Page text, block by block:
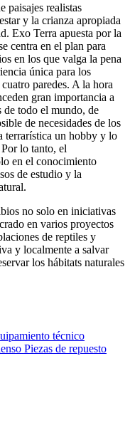
paisajes realistas
y la crianza apropiada
Exo Terra apuesta por la
centra en el plan para
en los que valga la pena
única para los
paredes. A la hora
gran importancia a
de todo el mundo, de
de necesidades de los
terrarística un hobby y lo
lo tanto, el
en el conocimiento
de estudio y la
no solo en iniciativas
en varios proyectos
de reptiles y
y localmente a salvar
los hábitats naturales
técnico
Piezas de repuesto